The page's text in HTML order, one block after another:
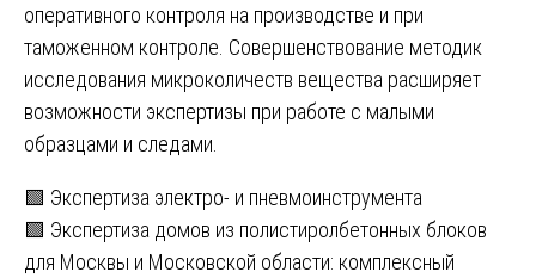
оперативного контроля на производстве и при
таможенном контроле. Совершенствование методик
исследования микроколичеств вещества расширяет
возможности экспертизы при работе с малыми
образцами и следами.
Навигация
по
🟩 Экспертиза электро- и пневмоинструмента
🟩 Экспертиза домов из полистиролбетонных блоков
для Москвы и Московской области: комплексный